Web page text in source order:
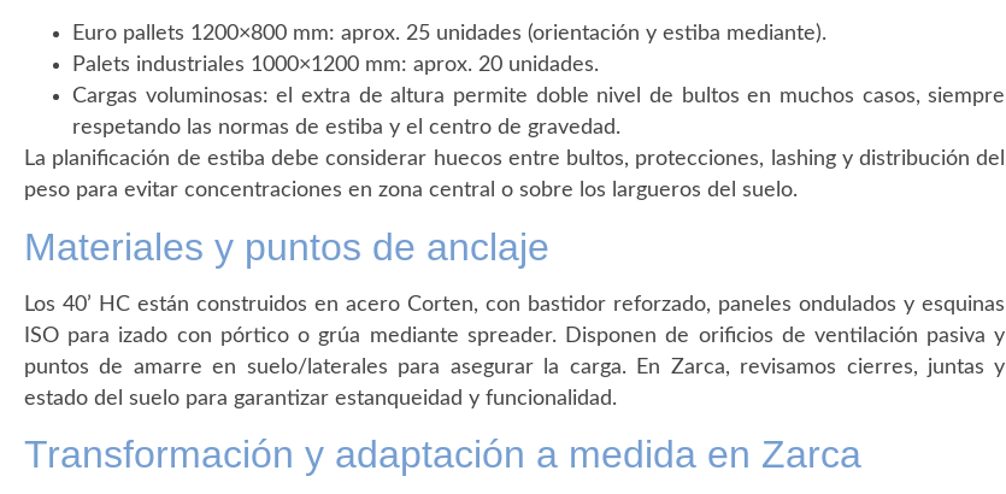
Euro pallets 1200×800 mm: aprox. 25 unidades (orientación y estiba mediante).
Palets industriales 1000×1200 mm: aprox. 20 unidades.
Cargas voluminosas: el extra de altura permite doble nivel de bultos en muchos casos, siempre
respetando las normas de estiba y el centro de gravedad.
La planificación de estiba debe considerar huecos entre bultos, protecciones, lashing y distribución del
peso para evitar concentraciones en zona central o sobre los largueros del suelo.
Materiales y puntos de anclaje
Los 40’ HC están construidos en acero Corten, con bastidor reforzado, paneles ondulados y esquinas
ISO para izado con pórtico o grúa mediante spreader. Disponen de orificios de ventilación pasiva y
puntos de amarre en suelo/laterales para asegurar la carga. En Zarca, revisamos cierres, juntas y
estado del suelo para garantizar estanqueidad y funcionalidad.
Transformación y adaptación a medida en Zarca